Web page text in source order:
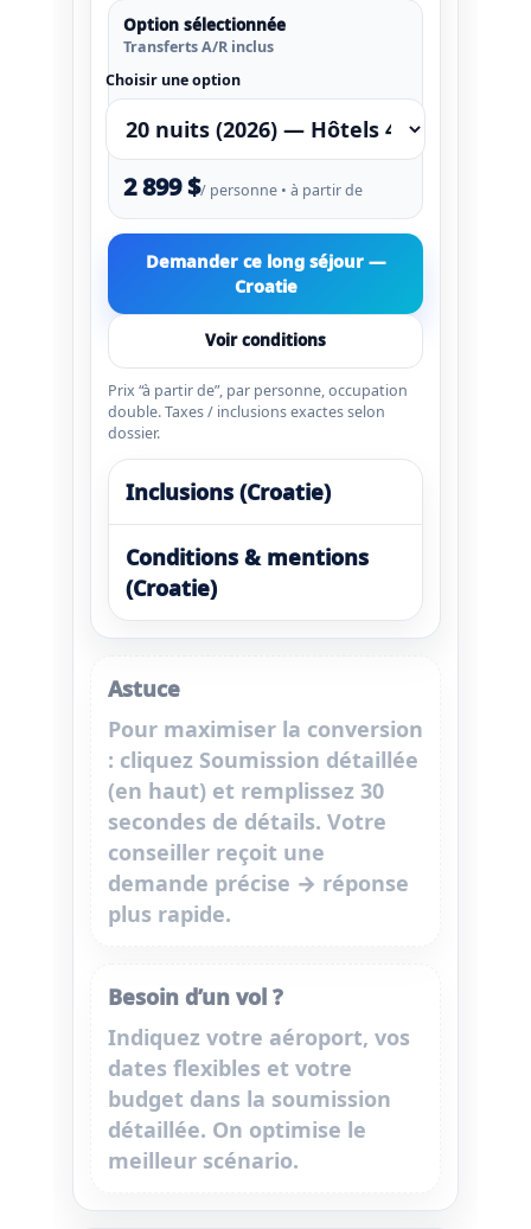
Option sélectionnée
Transferts A/R inclus
Choisir une option
2 899 $/ personne • à partir de
Demander ce long séjour —
Croatie
Voir conditions
Prix “à partir de”, par personne, occupation
double. Taxes / inclusions exactes selon
dossier.
Inclusions (Croatie)
Conditions & mentions
(Croatie)
Astuce
Pour maximiser la conversion
: cliquez Soumission détaillée
(en haut) et remplissez 30
secondes de détails. Votre
conseiller reçoit une
demande précise → réponse
plus rapide.
Besoin d’un vol ?
Indiquez votre aéroport, vos
dates flexibles et votre
budget dans la soumission
détaillée. On optimise le
meilleur scénario.